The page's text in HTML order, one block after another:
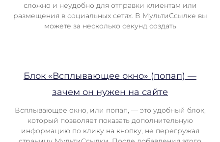
сложно и неудобно для отправки клиентам или
размещения в социальных сетях. В МультиСсылке вы
можете за несколько секунд создать
Блок «Всплывающее окно» (попап) —
зачем он нужен на сайте
Всплывающее окно, или попап, — это удобный блок,
который позволяет показать дополнительную
информацию по клику на кнопку, не перегружая